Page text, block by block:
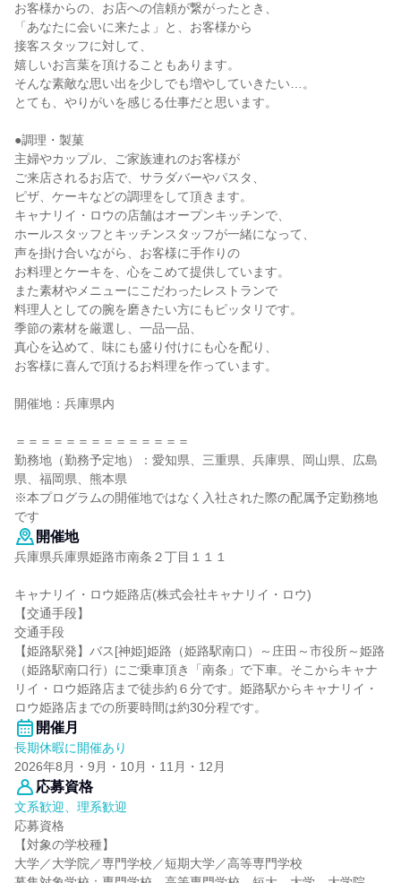
お客様からの、お店への信頼が繋がったとき、
「あなたに会いに来たよ」と、お客様から
接客スタッフに対して、
嬉しいお言葉を頂けることもあります。
そんな素敵な思い出を少しでも増やしていきたい…。
とても、やりがいを感じる仕事だと思います。
●調理・製菓
主婦やカップル、ご家族連れのお客様が
ご来店されるお店で、サラダバーやパスタ、
ピザ、ケーキなどの調理をして頂きます。
キャナリイ・ロウの店舗はオープンキッチンで、
ホールスタッフとキッチンスタッフが一緒になって、
声を掛け合いながら、お客様に手作りの
お料理とケーキを、心をこめて提供しています。
また素材やメニューにこだわったレストランで
料理人としての腕を磨きたい方にもピッタリです。
季節の素材を厳選し、一品一品、
真心を込めて、味にも盛り付けにも心を配り、
お客様に喜んで頂けるお料理を作っています。
開催地：兵庫県内
＝＝＝＝＝＝＝＝＝＝＝＝＝＝
勤務地（勤務予定地）：愛知県、三重県、兵庫県、岡山県、広島
県、福岡県、熊本県
※本プログラムの開催地ではなく入社された際の配属予定勤務地
です
開催地
兵庫県兵庫県姫路市南条２丁目１１１
キャナリイ・ロウ姫路店(株式会社キャナリイ・ロウ)
【交通手段】
交通手段
【姫路駅発】バス[神姫]姫路（姫路駅南口）～庄田～市役所～姫路
（姫路駅南口行）にご乗車頂き「南条」で下車。そこからキャナ
リイ・ロウ姫路店まで徒歩約６分です。姫路駅からキャナリイ・
ロウ姫路店までの所要時間は約30分程です。
開催月
長期休暇に開催あり
2026年8月・9月・10月・11月・12月
応募資格
文系歓迎、理系歓迎
応募資格
【対象の学校種】
大学／大学院／専門学校／短期大学／高等専門学校